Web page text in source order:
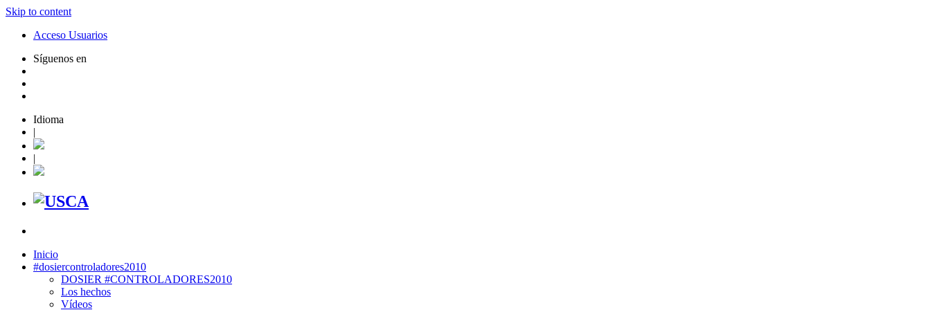
Skip to content
Acceso Usuarios
Síguenos en
Idioma
|
|
Inicio
#dosiercontroladores2010
DOSIER #CONTROLADORES2010
Los hechos
Vídeos